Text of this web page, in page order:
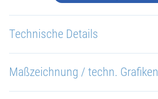
Technische Details
Maßzeichnung / techn. Grafiken